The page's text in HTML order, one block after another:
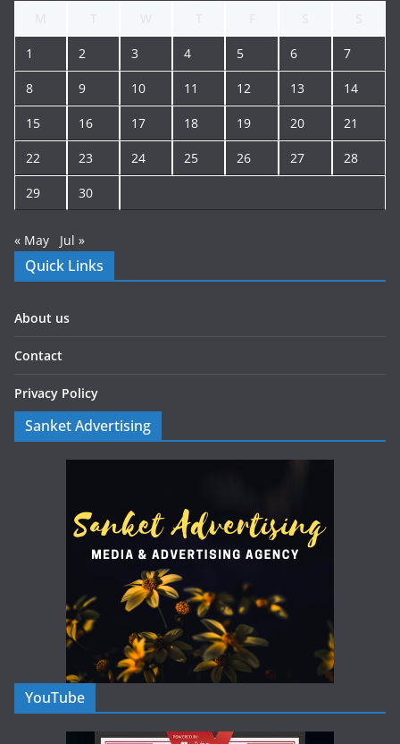
1 2 3 4 5 6 7
8 9 10 11 12 13 14
15 16 17 18 19 20 21
22 23 24 25 26 27 28
29 30
« May Jul »
Quick Links
About us
Contact
Privacy Policy
Sanket Advertising
YouTube